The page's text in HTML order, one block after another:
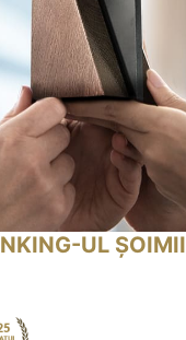
UL ȘOIMII